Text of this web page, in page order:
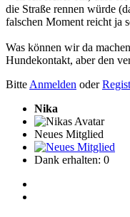
die Straße rennen würde
falschen Moment reicht ja
Was können wir da
Hundekontakt, aber den
Bitte Anmelden oder
Nika
Neues Mitglied
Dank erhalten: 0